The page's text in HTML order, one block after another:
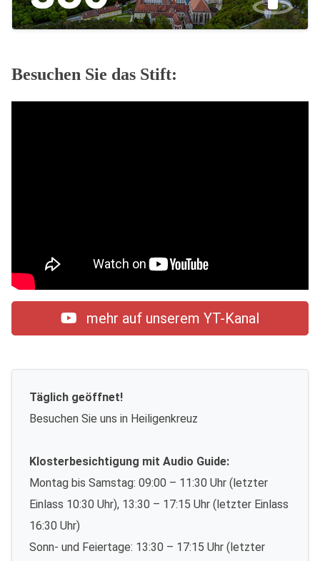
Besuchen Sie das Stift:
mehr auf unserem YT-Kanal
Täglich geöffnet!
Besuchen Sie uns in Heiligenkreuz
Klosterbesichtigung mit Audio Guide:
Montag bis Samstag: 09:00 – 11:30 Uhr (letzter
Einlass 10:30 Uhr), 13:30 – 17:15 Uhr (letzter Einlass
16:30 Uhr)
Sonn- und Feiertage: 13:30 – 17:15 Uhr (letzter